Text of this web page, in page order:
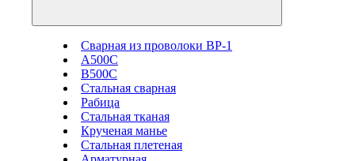
Сварная из проволоки ВР-1
А500С
В500С
Стальная сварная
Рабица
Стальная тканая
Крученая манье
Стальная плетеная